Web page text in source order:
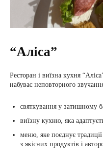
“Аліса”
Ресторан і виїзна кухня
набуває неповторного
святкування у затишному
виїзну кухню, яка
меню, яке поєднує традиції
з якісних продуктів і